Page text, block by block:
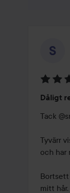
4
av
Dåligt
Tack
Tyvärr
och har
mitt